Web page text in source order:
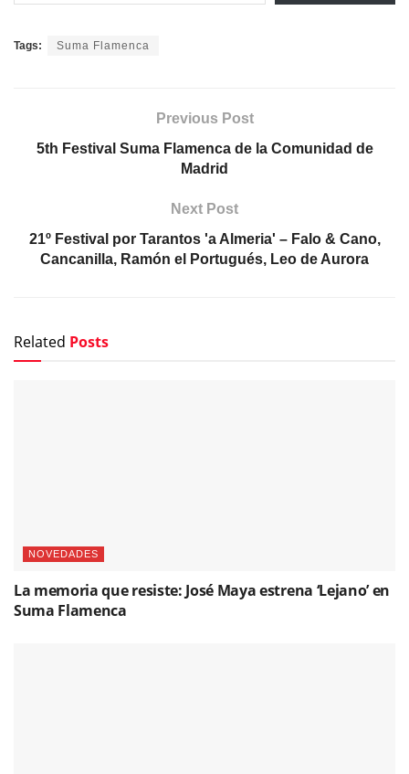
Tags: Suma Flamenca
Previous Post
5th Festival Suma Flamenca de la Comunidad de
Madrid
Next Post
21º Festival por Tarantos 'a Almeria' – Falo & Cano,
Cancanilla, Ramón el Portugués, Leo de Aurora
Related Posts
NOVEDADES
La memoria que resiste: José Maya estrena ‘Lejano’ en
Suma Flamenca